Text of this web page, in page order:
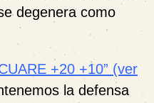
degenera como
+20 +10” (ver
la defensa